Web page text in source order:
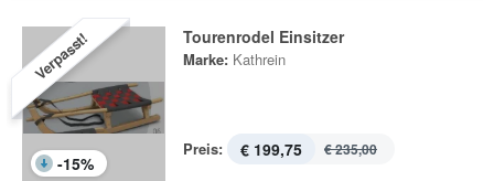
Verpasst!
-15%
Tourenrodel Einsitzer
Marke: Kathrein
Preis: € 199,75 € 235,00